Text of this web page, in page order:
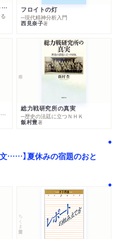
改訂版 金持ち父さんのキャッシュフロー・クワドラント フロイトの灯
─現代精神分析入門
西見奈子著
─スピーキングのためのやりなおし英文法スーパードリル
総力戦研究所の真実
─歴史の法廷に立つＮＨＫ
飯村豊著
……】夏休みの宿題のおと
ちくま学芸文庫